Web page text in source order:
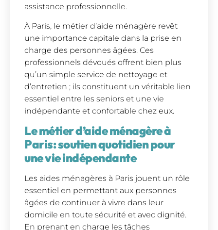
assistance professionnelle.
À Paris, le métier d’aide ménagère revêt
une importance capitale dans la prise en
charge des personnes âgées. Ces
professionnels dévoués offrent bien plus
qu’un simple service de nettoyage et
d’entretien ; ils constituent un véritable lien
essentiel entre les seniors et une vie
indépendante et confortable chez eux.
Le métier d’aide ménagère à
Paris: soutien quotidien pour
une vie indépendante
Les aides ménagères à Paris jouent un rôle
essentiel en permettant aux personnes
âgées de continuer à vivre dans leur
domicile en toute sécurité et avec dignité.
En prenant en charge les tâches